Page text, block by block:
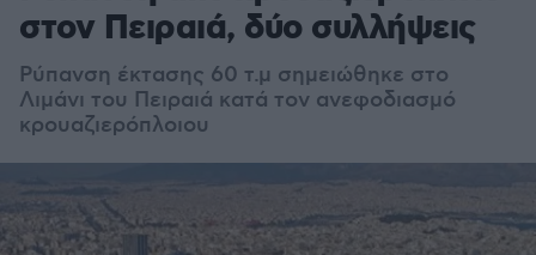
στον Πειραιά, δύο συλλήψεις
Ρύπανση έκτασης 60 τ.μ σημειώθηκε στο
Λιμάνι του Πειραιά κατά τον ανεφοδιασμό
κρουαζιερόπλοιου